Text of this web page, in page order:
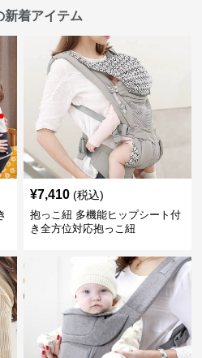
新着アイテム
¥7,410 (税込)
抱っこ紐 多機能ヒップシート付
き全方位対応抱っこ紐